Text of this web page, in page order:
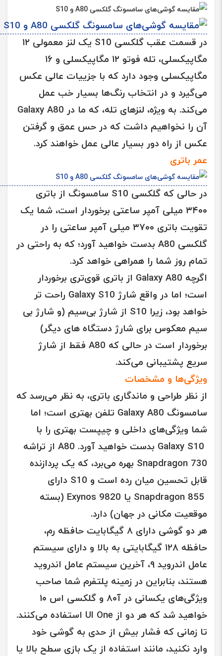
در قسمت عقب گلکسی S10
یک لنز معمولی ۱۲
مگاپیکسلی، تله فوتو ۱۲ مگاپیکسلی و ۱۶
مگاپیکسلی وجود دارد که با جزییات عالی عکس
می‌گیرد و در انتخاب رنگ‌ها بسیار خب عمل
می‌کند. به ویژه، لنزهای تله، که ما در Galaxy A80
آن را نخواهیم داشت که در حس عمق و گرفتن
عکس از راه دور بسیار عالی عمل خواهند کرد.
عمر باتری
در حالی که گلکسی S10 سامسونگ
از باتری
۳۴۰۰ میلی آمپر ساعتی برخوردار است، شما یک
تقویت باتری ۳۷۰۰ میلی آمپر ساعتی را در
گلکسی A80 بدست خواهید آورد؛ که به راحتی در
تمام روز شما را همراهی خواهد کرد.
اگرچه Galaxy A80 از باتری قوی‌تری برخوردار
است؛ اما در واقع شارژ Galaxy S10 راحت تر
خواهد بود، زیرا S10 از شارژ بی‌سیم (و شارژ بی
سیم معکوس برای شارژ دستگاه های دیگر)
برخوردار است در حالی که A80 فقط از شارژ
سریع پشتیبانی می‌کند.
ویژگی‌ها و مشخصات
از نظر طراحی و ماندگاری باتری، به نظر می‌رسد که
سامسونگ Galaxy A80 تلفن بهتری است؛ اما
شما ویژگی‌های داخلی و چیپست بهتری را با
Galaxy S10 بدست خواهید آورد. A80 از تراشه
Snapdragon 730 بهره می‌برد، که یک پردازنده
قابل تحسین میان رده است و S10 دارای
Snapdragon 855 یا Exynos 9820
(بسته
موقعیت مکانی در جهان) دارد.
هر دو گوشی دارای ۸ گیگابایت حافظه رم،
حافظه ۱۲۸ گیگابایتی به بالا و دارای
سیستم
عامل اندروید ۹ ، آخرین سیستم عامل اندروید
هستند، بنابراین در زمینه پلتفرم شما صاحب
ویژگی‌های یکسانی در آ۸۰ و گلکسی اس ۱۰
خواهید شد که هر دو از UI One استفاده می‌کنند.
تا زمانی که فشار بیش از حدی به گوشی خود
وارد نکنید، مانند استفاده از یک بازی سطح بالا یا